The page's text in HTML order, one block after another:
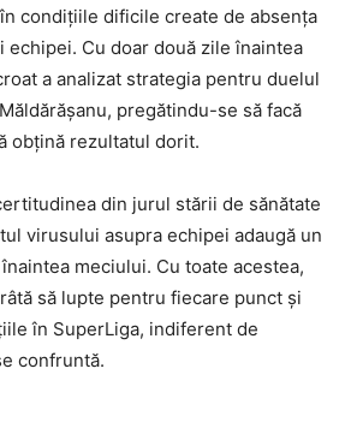
condițiile dificile create de absența
echipei. Cu doar două zile înaintea
a analizat strategia pentru duelul
pregătindu-se să facă
obțină rezultatul dorit.
din jurul stării de sănătate
virusului asupra echipei adaugă un
meciului. Cu toate acestea,
să lupte pentru fiecare punct și
în SuperLiga, indiferent de
confruntă.